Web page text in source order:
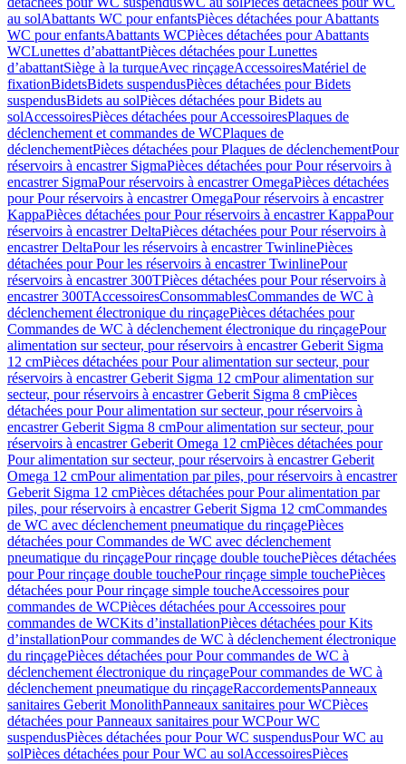
au solAbattants WC pour enfantsPièces détachées pour Abattants
WC pour enfantsAbattants WCPièces détachées pour Abattants
WCLunettes d’abattantPièces détachées pour Lunettes
d’abattantSiège à la turqueAvec rinçageAccessoiresMatériel de
fixationBidetsBidets suspendusPièces détachées pour Bidets
suspendusBidets au solPièces détachées pour Bidets au
solAccessoiresPièces détachées pour AccessoiresPlaques de
déclenchement et commandes de WCPlaques de
déclenchementPièces détachées pour Plaques de déclenchementPour
réservoirs à encastrer SigmaPièces détachées pour Pour réservoirs à
encastrer SigmaPour réservoirs à encastrer OmegaPièces détachées
pour Pour réservoirs à encastrer OmegaPour réservoirs à encastrer
KappaPièces détachées pour Pour réservoirs à encastrer KappaPour
réservoirs à encastrer DeltaPièces détachées pour Pour réservoirs à
encastrer DeltaPour les réservoirs à encastrer TwinlinePièces
détachées pour Pour les réservoirs à encastrer TwinlinePour
réservoirs à encastrer 300TPièces détachées pour Pour réservoirs à
encastrer 300TAccessoiresConsommablesCommandes de WC à
déclenchement électronique du rinçagePièces détachées pour
Commandes de WC à déclenchement électronique du rinçagePour
alimentation sur secteur, pour réservoirs à encastrer Geberit Sigma
12 cmPièces détachées pour Pour alimentation sur secteur, pour
réservoirs à encastrer Geberit Sigma 12 cmPour alimentation sur
secteur, pour réservoirs à encastrer Geberit Sigma 8 cmPièces
détachées pour Pour alimentation sur secteur, pour réservoirs à
encastrer Geberit Sigma 8 cmPour alimentation sur secteur, pour
réservoirs à encastrer Geberit Omega 12 cmPièces détachées pour
Pour alimentation sur secteur, pour réservoirs à encastrer Geberit
Omega 12 cmPour alimentation par piles, pour réservoirs à encastrer
Geberit Sigma 12 cmPièces détachées pour Pour alimentation par
piles, pour réservoirs à encastrer Geberit Sigma 12 cmCommandes
de WC avec déclenchement pneumatique du rinçagePièces
détachées pour Commandes de WC avec déclenchement
pneumatique du rinçagePour rinçage double touchePièces détachées
pour Pour rinçage double touchePour rinçage simple touchePièces
détachées pour Pour rinçage simple toucheAccessoires pour
commandes de WCPièces détachées pour Accessoires pour
commandes de WCKits d’installationPièces détachées pour Kits
d’installationPour commandes de WC à déclenchement électronique
du rinçagePièces détachées pour Pour commandes de WC à
déclenchement électronique du rinçagePour commandes de WC à
déclenchement pneumatique du rinçageRaccordementsPanneaux
sanitaires Geberit MonolithPanneaux sanitaires pour WCPièces
détachées pour Panneaux sanitaires pour WCPour WC
suspendusPièces détachées pour Pour WC suspendusPour WC au
solPièces détachées pour Pour WC au solAccessoiresPièces